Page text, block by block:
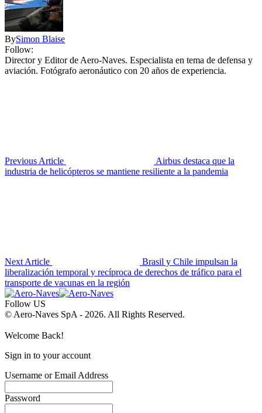
BySimon Blaise
Follow:
Director y Editor de Aero-Naves. Especialista en tema de defensa y
aviación. Fotógrafo aeronáutico con 20 años de experiencia.
Previous Article
Airbus destaca que la
industria de helicópteros se mantiene resiliente a la pandemia
Next Article
Brasil y Chile impulsan la
liberalización temporal y recíproca de derechos de tráfico para el
transporte de vacunas en la región
Follow US
© Aero-Naves SpA - 2026. All Rights Reserved.
Welcome Back!
Sign in to your account
Username or Email Address
Password